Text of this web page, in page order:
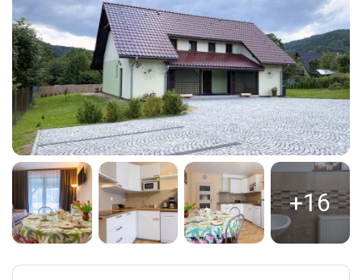
+16